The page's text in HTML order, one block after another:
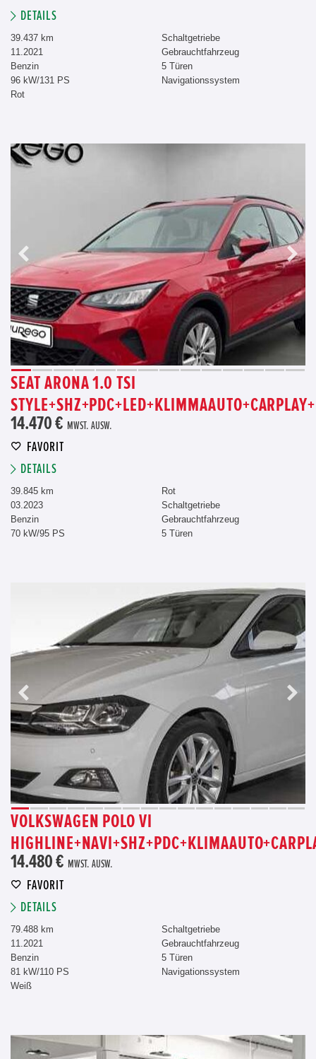
DETAILS
39.437 km
11.2021
Benzin
96 kW/131 PS
Rot
Schaltgetriebe
Gebrauchtfahrzeug
5 Türen
Navigationssystem
SEAT ARONA 1.0 TSI
STYLE+SHZ+PDC+LED+KLIMMAAUTO+CARPLAY+
14.470 € MWST. AUSW.
FAVORIT
DETAILS
39.845 km
03.2023
Benzin
70 kW/95 PS
Rot
Schaltgetriebe
Gebrauchtfahrzeug
5 Türen
VOLKSWAGEN POLO VI
14.480 € MWST. AUSW.
FAVORIT
DETAILS
79.488 km
11.2021
Benzin
81 kW/110 PS
Weiß
Schaltgetriebe
Gebrauchtfahrzeug
5 Türen
Navigationssystem